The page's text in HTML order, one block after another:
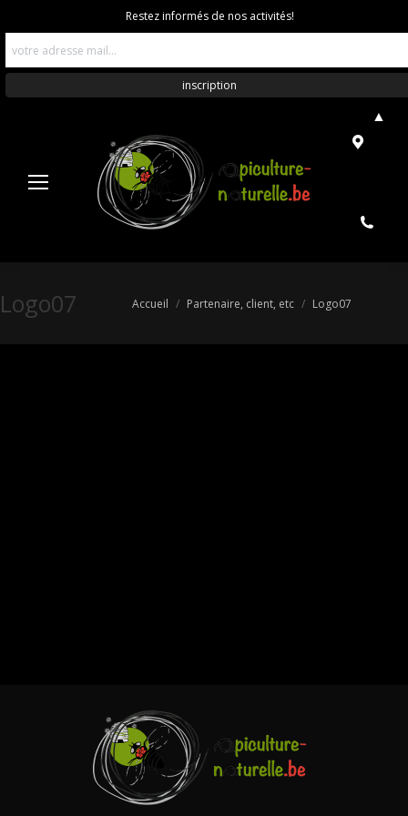
Logo07 Vous êtes ici :
Accueil Partenaire, client, etc Logo07
Restez informés de nos activités!
▲